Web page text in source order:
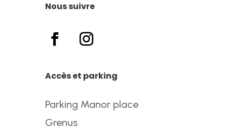
Nous suivre
Accès et parking
Parking Manor place
Grenus